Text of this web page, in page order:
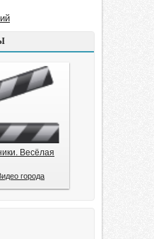
Весёлая
города